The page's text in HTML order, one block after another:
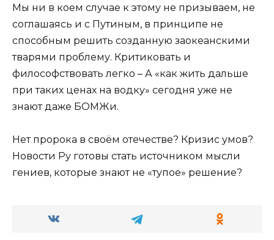
Мы ни в коем случае к этому не призываем, не
соглашаясь и с Путиным, в принципе не
способным решить созданную заокеанскими
тварями проблему. Критиковать и
философствовать легко – А «как жить дальше
при таких ценах на водку» сегодня уже не
знают даже БОМЖи.
Нет пророка в своём отечестве? Кризис умов?
Новости Ру готовы стать источником мысли
гениев, которые знают не «тупое» решение?